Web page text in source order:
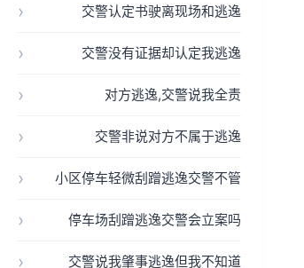
交警认定书驶离现场和逃逸
交警没有证据却认定我逃逸
对方逃逸,交警说我全责
交警非说对方不属于逃逸
小区停车轻微刮蹭逃逸交警不管
停车场刮蹭逃逸交警会立案吗
交警说我肇事逃逸但我不知道